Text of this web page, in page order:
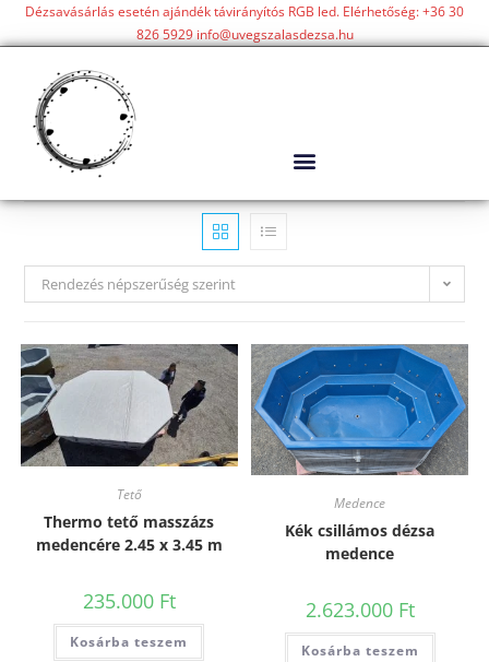
Dézsavásárlás esetén ajándék távirányítós RGB led. Elérhetőség: +36 30
826 5929 info@uvegszalasdezsa.hu
Rendezés népszerűség szerint
Tető
Thermo tető masszázs
medencére 2.45 x 3.45 m
235.000 Ft
Kosárba teszem
Medence
Kék csillámos dézsa
medence
2.623.000 Ft
Kosárba teszem